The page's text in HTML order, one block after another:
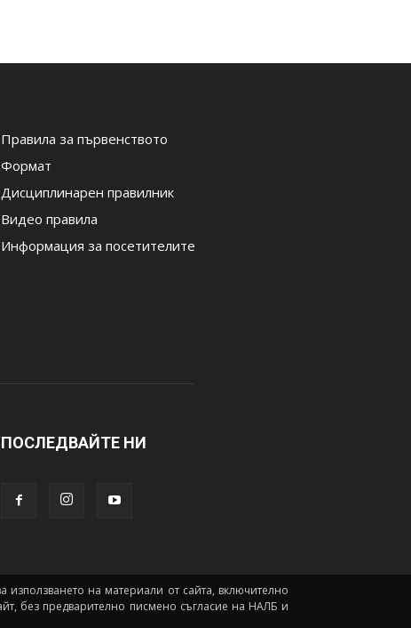
Правила за първенството
Формат
Дисциплинарен правилник
Видео правила
Информация за посетителите
ПОСЛЕДВАЙТЕ НИ
на материали от сайта, включително
без предварително писмено съгласие на НАЛБ и